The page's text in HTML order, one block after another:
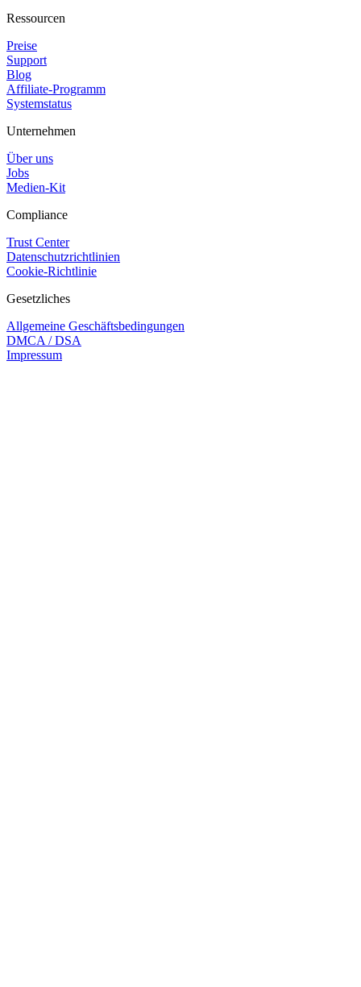
Ressourcen
Preise
Support
Blog
Affiliate-Programm
Systemstatus
Unternehmen
Über uns
Jobs
Medien-Kit
Compliance
Trust Center
Datenschutzrichtlinien
Cookie-Richtlinie
Gesetzliches
Allgemeine Geschäftsbedingungen
DMCA / DSA
Impressum